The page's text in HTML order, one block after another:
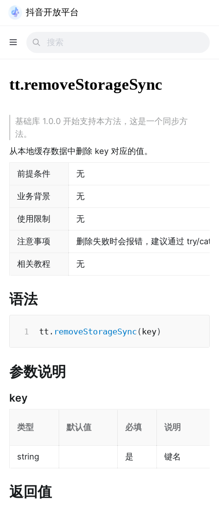
抖音开放平台
tt.removeStorageSync
基础库 1.0.0 开始支持本方法，这是一个同步方
法。
从本地缓存数据中删除 key 对应的值。
前提条件 无
业务背景 无
使用限制 无
注意事项 删除失败时会报错，建议通过 try/
相关教程 无
语法
tt . removeStorageSync ( key)
参数说明
key
类型 默认值 必填 说明
string 是 键名
返回值